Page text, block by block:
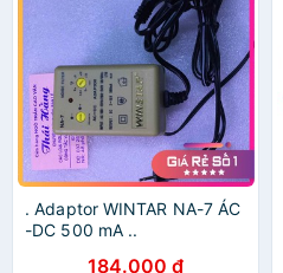
. Adaptor WINTAR NA-7 ÁC
-DC 500 mA ..
184.000 đ